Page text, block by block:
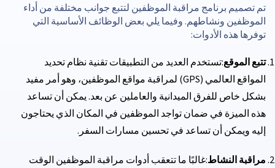
تم تصميم برنامج مراقبة الموظفين لتتبع جوانب مختلفة من أداء
الموظفين ونشاطهم. وفيما يلي بعض الوظائف الأساسية التي
توفرها هذه الأدوات:
تتبع الموقع:تستخدم العديد من التطبيقات تقنية نظام تحديد
المواقع العالمي (GPS) لمراقبة مواقع الموظفين، وهو أمر مفيد
بشكل خاص للفرق الميدانية والعاملين عن بعد. يمكن أن تساعد
هذه الميزة في ضمان تواجد الموظفين في المكان الذي يحتاجون
إليه ويمكن أن تساعد في تحسين مسارات السفر.
مراقبة النشاط:غالبًا ما تتعقب أدوات مراقبة الموظفين الوقت